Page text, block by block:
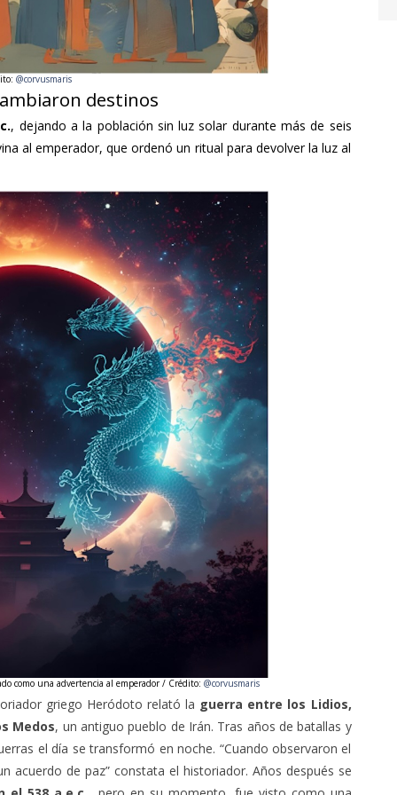
@corvusmaris
destinos
, dejando a la población sin luz solar durante más de seis
al emperador, que ordenó un ritual para devolver la luz al
como una advertencia al emperador / Crédito:@corvusmaris
griego Heródoto relató la guerra entre los Lidios,
Medos , un antiguo pueblo de Irán. Tras años de batallas y
el día se transformó en noche. “Cuando observaron el
acuerdo de paz” constata el historiador. Años después se
el 538 a.e.c , pero en su momento, fue visto como una